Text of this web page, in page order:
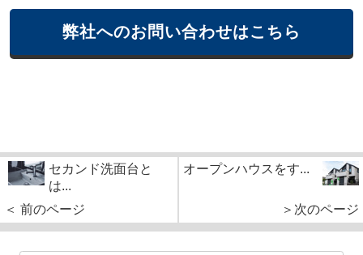
弊社へのお問い合わせはこちら
セカンド洗面台と
は...
＜ 前のページ
オープンハウスをす...
＞次のページ